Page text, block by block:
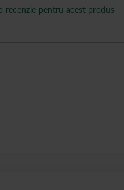
recenzie pentru acest produs